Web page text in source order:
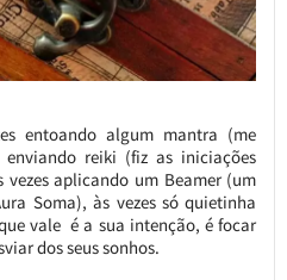
entoando algum mantra (me
reiki (fiz as iniciações
aplicando um Beamer (um
Soma), às vezes só quietinha
vale é a sua intenção, é focar
dos seus sonhos.